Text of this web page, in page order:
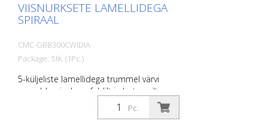
VIISNURKSETE LAMELLIDEGA
SPIRAAL
CMC-GBB300CWIDIA
Package: Stk. (1Pc.)
5-küljeliste lamellidega trummel värvi
eemaldamiseks asfaldilt ja betoonilt.
Sobib CMC CM 300 ja CM 300 D jaoks.
Vastab standardvarustusele.
Pc.